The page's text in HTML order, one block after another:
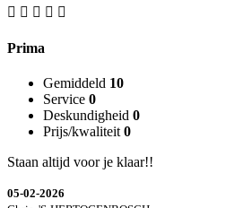
Prima
Gemiddeld 10
Service 0
Deskundigheid 0
Prijs/kwaliteit 0
Staan altijd voor je klaar!!
05-02-2026